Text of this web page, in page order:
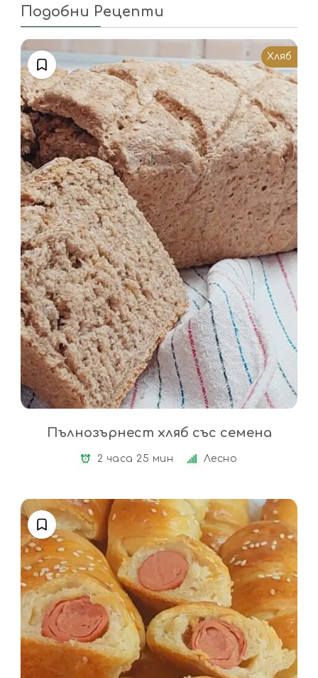
Подобни Рецепти
Хляб
Пълнозърнест хляб със семена
2 часа 25 мин Лесно